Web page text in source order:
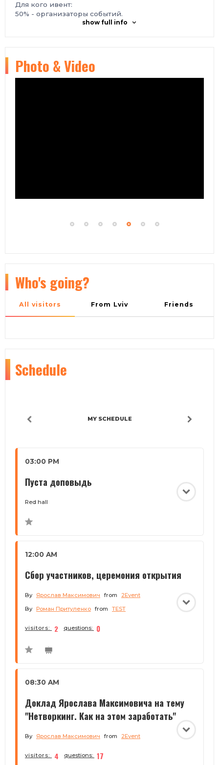
Для кого ивент:
50% - организаторы событий.
(Организаторы выставок, свадеб, вечеринок,
поселение клиентов, кейтеринг ...)
Где: InnoHub,
бульвар Вацлава Гавела, 6-з
Когда : 28-30апреля2020
show full info
Photo & Video
Who's going?
All visitors From Lviv Friends
Schedule
MY SCHEDULE
03:00 PM
Пуста доповыдь
Red hall
12:00 AM
Сбор участников, церемония открытия
By Ярослав Максимович from
2Event
By Роман Притуленко from TEST
visitors: 2 questions: 0
08:30 AM
Доклад Ярослава Максимовича на тему
"Нетворкинг. Как на этом заработать"
By Ярослав Максимович from 2Event
visitors: 4 questions: 17